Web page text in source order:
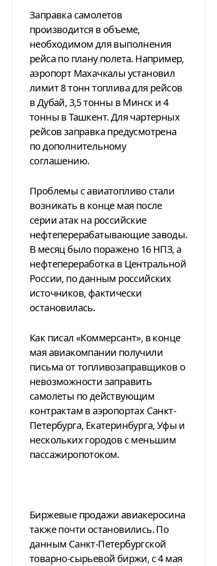
Заправка самолетов
производится в объеме,
необходимом для выполнения
рейса по плану полета. Например,
аэропорт Махачкалы установил
лимит 8 тонн топлива для рейсов
в Дубай, 3,5 тонны в Минск и 4
тонны в Ташкент. Для чартерных
рейсов заправка предусмотрена
по дополнительному
соглашению.
Проблемы с авиатопливо стали
возникать в конце мая после
серии атак на российские
нефтеперерабатывающие заводы.
В месяц было поражено 16 НПЗ, а
нефтепереработка в Центральной
России, по данным российских
источников, фактически
остановилась.
Как писал «Коммерсант», в конце
мая авиакомпании получили
письма от топливозаправщиков о
невозможности заправить
самолеты по действующим
контрактам в аэропортах Санкт-
Петербурга, Екатеринбурга, Уфы и
нескольких городов с меньшим
пассажиропотоком.
Биржевые продажи авиакеросина
также почти остановились. По
данным Санкт-Петербургской
товарно-сырьевой биржи, с 4 мая